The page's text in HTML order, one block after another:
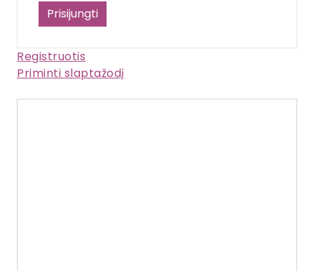
Registruotis
Priminti slaptažodį